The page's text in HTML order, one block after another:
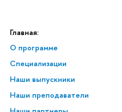
Главная:
О программе
Специализации
Наши выпускники
Наши преподаватели